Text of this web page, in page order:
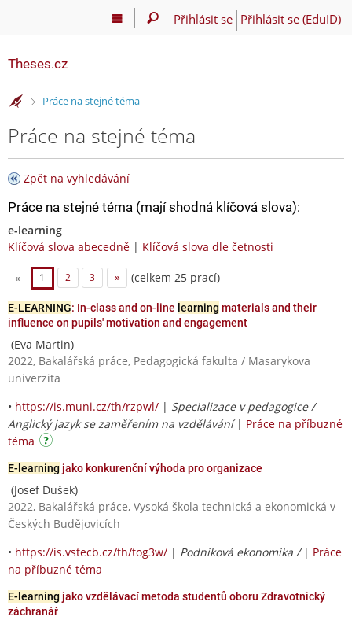
Přihlásit se Přihlásit se (EduID)
Theses.cz
>Práce na stejné téma
Práce na stejné téma
Zpět na vyhledávání
Práce na stejné téma (mají shodná klíčová slova):
e-learning
Klíčová slova abecedně | Klíčová slova dle četnosti
« 1 2 3 » (celkem 25 prací)
E-LEARNING: In-class and on-line learning materials and their
influence on pupils' motivation and engagement
(Eva Martin)
2022, Bakalářská práce, Pedagogická fakulta / Masarykova
univerzita
• https://is.muni.cz/th/rzpwl/ | Specializace v pedagogice /
Anglický jazyk se zaměřením na vzdělávání| Práce na příbuzné
téma
E-learning jako konkurenční výhoda pro organizace
(Josef Dušek)
2022, Bakalářská práce, Vysoká škola technická a ekonomická v
Českých Budějovicích
• https://is.vstecb.cz/th/tog3w/ | Podniková ekonomika / | Práce
na příbuzné téma
E-learning jako vzdělávací metoda studentů oboru Zdravotnický
záchranář